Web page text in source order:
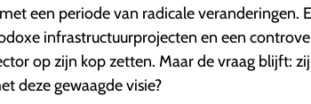
een periode van radicale veranderingen.
infrastructuurprojecten en een
op zijn kop zetten. Maar de vraag blijft:
deze gewaagde visie?